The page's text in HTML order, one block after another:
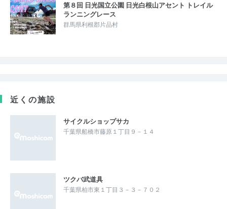
第８回 日光国立公園 日光白根山アセント トレイル
ランニングレース
群馬県利根郡片品村
近くの施設
サイクルショップサカ
千葉県船橋市藤原１丁目９－１４
ツクバ武道具
千葉県柏市東１丁目３－３－７０２